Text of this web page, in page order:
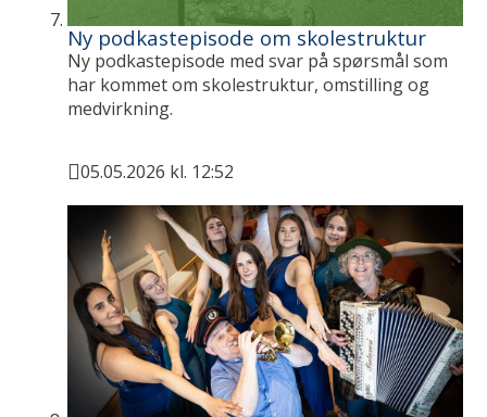
Ny podkastepisode om skolestruktur
Ny podkastepisode med svar på spørsmål som
har kommet om skolestruktur, omstilling og
medvirkning.
Publisert
05.05.2026 kl. 12:52